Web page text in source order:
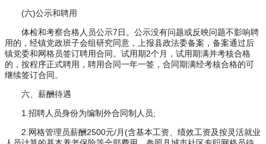
(六)公示和聘用
体检和考察合格人员公示7日。公示没有问题或反映问题不影响聘
用的，经镇党政班子会组研究同意，上报县政法委备案，备案通过后
镇党委和网格员签订聘用合同。试用期2个月，试用期满并考核合格
的，按程序正式聘用，聘用合同一年一签，合同期满经考核合格的可
继续签订合同。
六、薪酬待遇
1.招聘人员身份为编制外合同制人员;
2.网格管理员薪酬2500元/月(含基本工资、绩效工资及按灵活就业